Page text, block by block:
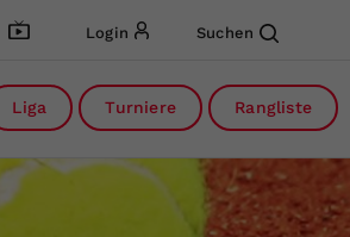
Login Suchen
Liga Turniere Rangliste